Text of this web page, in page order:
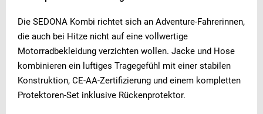
Die SEDONA Kombi richtet sich an Adventure-Fahrerinnen,
die auch bei Hitze nicht auf eine vollwertige
Motorradbekleidung verzichten wollen. Jacke und Hose
kombinieren ein luftiges Tragegefühl mit einer stabilen
Konstruktion, CE-AA-Zertifizierung und einem kompletten
Protektoren-Set inklusive Rückenprotektor.